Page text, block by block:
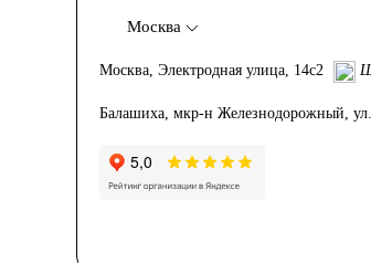
Москва
Москва, Электродная улица, 14с2
Балашиха, мкр-н Железнодорожный,